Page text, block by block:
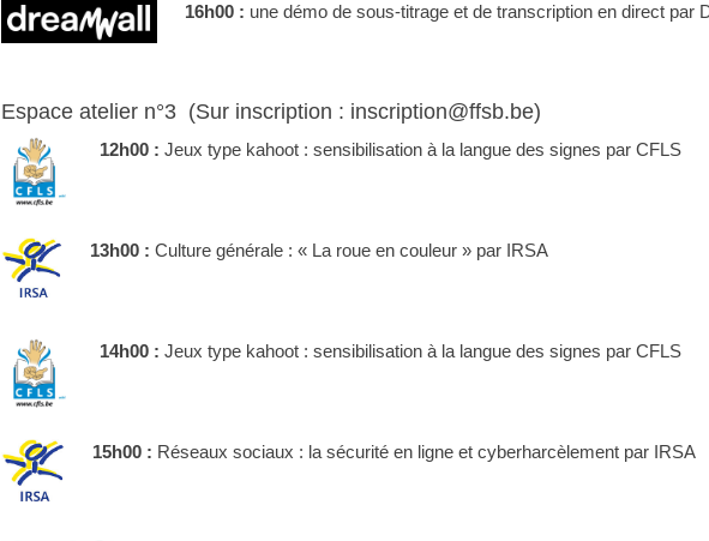
16h00 : une démo de sous-titrage et de transcription en direct par
Espace atelier n°3 (Sur inscription : inscription@ffsb.be)
12h00 : Jeux type kahoot : sensibilisation à la langue des signes par CFLS
13h00 : Culture générale : « La roue en couleur » par IRSA
14h00 : Jeux type kahoot : sensibilisation à la langue des signes par CFLS
15h00 : Réseaux sociaux : la sécurité en ligne et cyberharcèlement par IRSA